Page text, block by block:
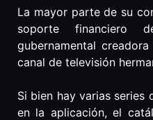
La mayor parte de su
soporte financiero
gubernamental
canal de televisión
Si bien hay varias series
en la aplicación, el